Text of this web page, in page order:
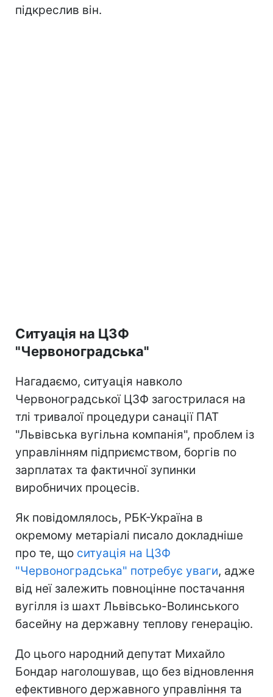
підкреслив він.
Ситуація на ЦЗФ
"Червоноградська"
Нагадаємо, ситуація навколо
Червоноградської ЦЗФ загострилася на
тлі тривалої процедури санації ПАТ
"Львівська вугільна компанія", проблем із
управлінням підприємством, боргів по
зарплатах та фактичної зупинки
виробничих процесів.
Як повідомлялось, РБК-Україна в
окремому метаріалі писало докладніше
про те, що ситуація на ЦЗФ
"Червоноградська" потребує уваги, адже
від неї залежить повноцінне постачання
вугілля із шахт Львівсько-Волинського
басейну на державну теплову генерацію.
До цього народний депутат Михайло
Бондар наголошував, що без відновлення
ефективного державного управління та